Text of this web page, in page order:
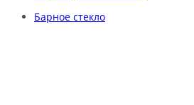
Барное стекло